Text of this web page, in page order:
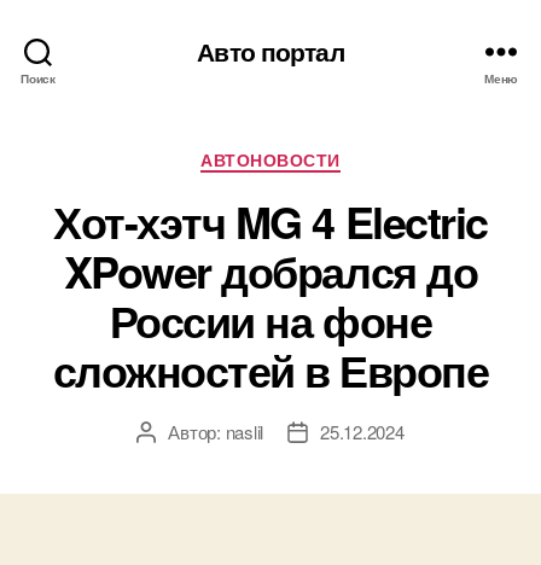
Поиск
Авто портал
Меню
Рубрики
АВТОНОВОСТИ
Хот-хэтч MG 4 Electric
XPower добрался до
России на фоне
сложностей в Европе
АвторАвтор: naslil
Дата25.12.2024